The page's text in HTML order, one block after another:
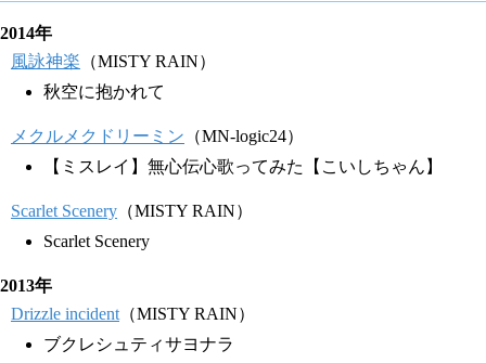
2014年
風詠神楽 （MISTY RAIN）
秋空に抱かれて
メクルメクドリーミン （MN-logic24）
【ミスレイ】無心伝心歌ってみた【こいしちゃん】
Scarlet Scenery （MISTY RAIN）
Scarlet Scenery
2013年
Drizzle incident （MISTY RAIN）
ブクレシュティサヨナラ